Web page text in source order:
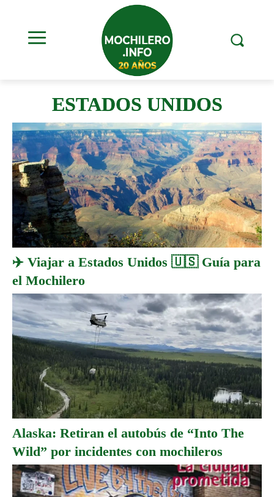
ESTADOS UNIDOS
✈️ Viajar a Estados Unidos 🇺🇸 Guía para
el Mochilero
Alaska: Retiran el autobús de “Into The
Wild” por incidentes con mochileros